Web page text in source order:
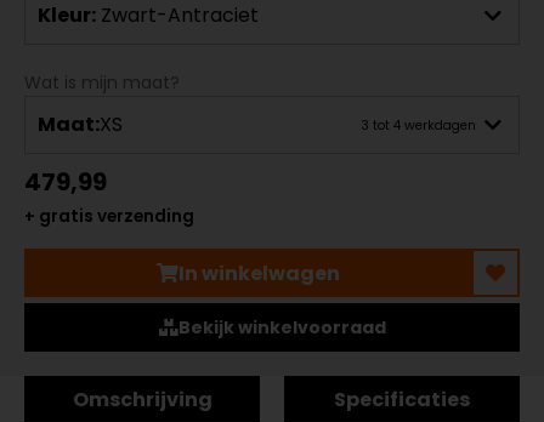
Kleur: Zwart-Antraciet
Wat is mijn maat?
Maat:XS 3 tot 4 werkdagen
479,99
+ gratis verzending
In winkelwagen
Bekijk winkelvoorraad
Omschrijving Specificaties